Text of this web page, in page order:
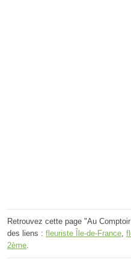
Retrouvez cette page "Au
des liens : fleuriste Île-de-France,
2ème.